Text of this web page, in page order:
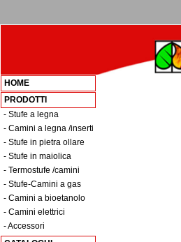
HOME
PRODOTTI
- Stufe a legna
- Camini a legna /inserti
- Stufe in pietra ollare
- Stufe in maiolica
- Termostufe /camini
- Stufe-Camini a gas
- Camini a bioetanolo
- Camini elettrici
- Accessori